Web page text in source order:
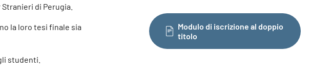
di Perugia.
la loro tesi finale sia
studenti.
Modulo di iscrizione al doppio
titolo